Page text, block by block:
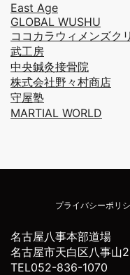
East Age
GLOBAL WUSHU
ココカラウィメンズク
武工房
中央鍼灸接骨院
株式会社野々村商店
守屋塾
MARTIAL WORLD
プライバシーポリ
名古屋八事本部道場
名古屋市天白区八事山
TEL052-836-1070